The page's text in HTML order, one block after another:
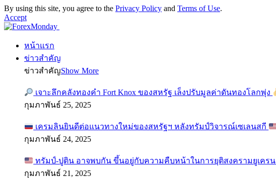
By using this site, you agree to the Privacy Policy and Terms of Use.
Accept
หน้าแรก
ข่าวสำคัญ
ข่าวสำคัญShow More
เจาะลึกคลังทองคำ Fort Knox ของสหรัฐ เล็งปรับมูลค่าดันทองโลกพุ่ง
กุมภาพันธ์ 25, 2025
เครมลินยินดีต่อแนวทางใหม่ของสหรัฐฯ หลังทรัมป์วิจารณ์เซเลนสกี
กุมภาพันธ์ 24, 2025
ทรัมป์-ปูติน อาจพบกัน ขึ้นอยู่กับความคืบหน้าในการยุติสงครามยูเครน
กุมภาพันธ์ 21, 2025